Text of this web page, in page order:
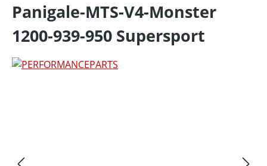
Panigale-MTS-V4-Monster
1200-939-950 Supersport